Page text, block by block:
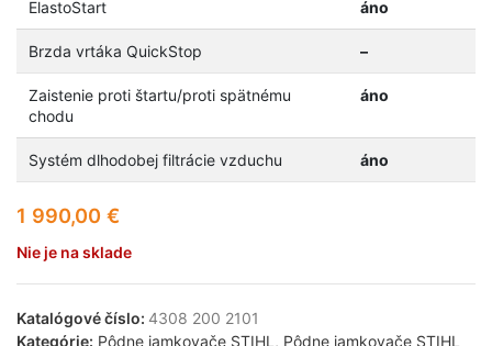
ElastoStart áno
Brzda vrtáka QuickStop –
Zaistenie proti štartu/proti spätnému
chodu
áno
Systém dlhodobej filtrácie vzduchu áno
1 990,00 €
Nie je na sklade
Katalógové číslo: 4308 200 2101
Kategórie: Pôdne jamkovače STIHL, Pôdne jamkovače STIHL